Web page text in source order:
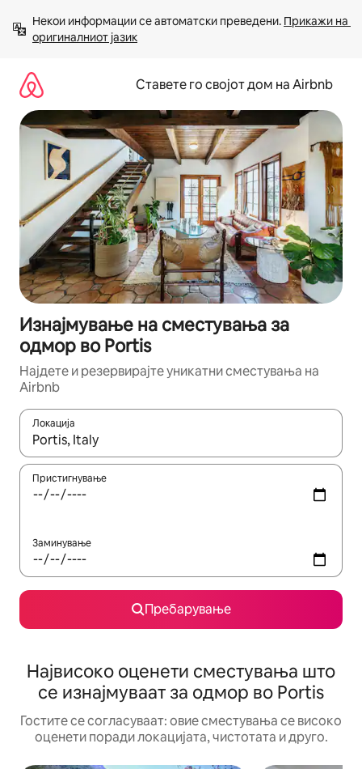
содржина
Некои информации се автоматски преведени. Прикажи на
оригиналниот јазик
Ставете го својот дом на Airbnb
Изнајмување на сместувања за
одмор во Portis
Најдете и резервирајте уникатни сместувања на
Airbnb
Локација
Кога резултатите се достапни, движете се со копчињата
Пристигнување
Заминување
Пребарување
Највисоко оценети сместувања што
се изнајмуваат за одмор во Portis
Гостите се согласуваат: овие сместувања се високо
оценети поради локацијата, чистотата и друго.